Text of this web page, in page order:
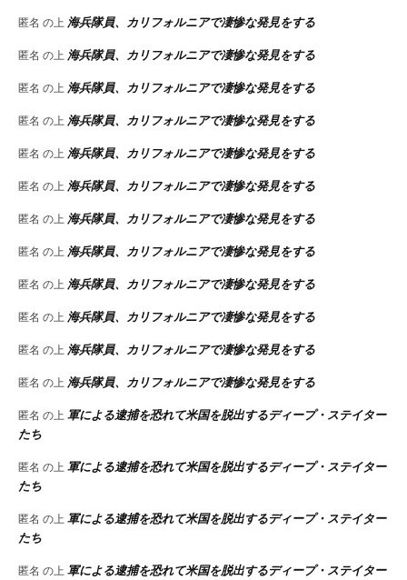
匿名 の上 海兵隊員、カリフォルニアで凄惨な発見をする
匿名 の上 海兵隊員、カリフォルニアで凄惨な発見をする
匿名 の上 海兵隊員、カリフォルニアで凄惨な発見をする
匿名 の上 海兵隊員、カリフォルニアで凄惨な発見をする
匿名 の上 海兵隊員、カリフォルニアで凄惨な発見をする
匿名 の上 海兵隊員、カリフォルニアで凄惨な発見をする
匿名 の上 海兵隊員、カリフォルニアで凄惨な発見をする
匿名 の上 海兵隊員、カリフォルニアで凄惨な発見をする
匿名 の上 海兵隊員、カリフォルニアで凄惨な発見をする
匿名 の上 海兵隊員、カリフォルニアで凄惨な発見をする
匿名 の上 海兵隊員、カリフォルニアで凄惨な発見をする
匿名 の上 海兵隊員、カリフォルニアで凄惨な発見をする
匿名 の上 軍による逮捕を恐れて米国を脱出するディープ・ステイター
たち
匿名 の上 軍による逮捕を恐れて米国を脱出するディープ・ステイター
たち
匿名 の上 軍による逮捕を恐れて米国を脱出するディープ・ステイター
たち
匿名 の上 軍による逮捕を恐れて米国を脱出するディープ・ステイター